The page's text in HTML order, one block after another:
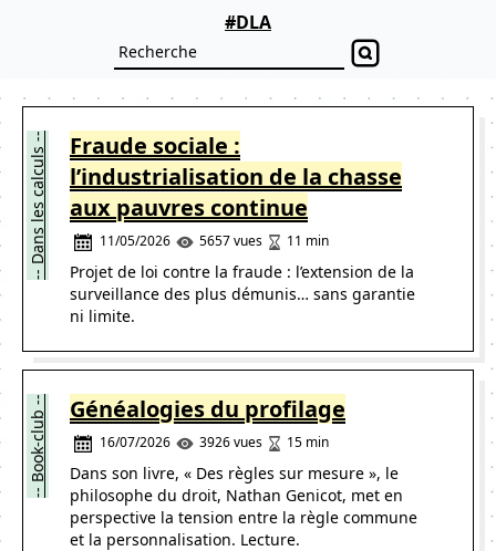
#DLA
-- Dans les calculs --
Fraude sociale :
l’industrialisation de la chasse
aux pauvres continue
11/05/2026 5657 vues 11 min
Projet de loi contre la fraude : l’extension de la
surveillance des plus démunis… sans garantie
ni limite.
-- Book-club -- Généalogies du profilage
16/07/2026 3926 vues 15 min
Dans son livre, « Des règles sur mesure », le
philosophe du droit, Nathan Genicot, met en
perspective la tension entre la règle commune
et la personnalisation. Lecture.